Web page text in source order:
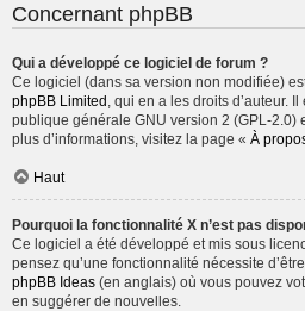
Concernant phpBB
Qui a développé ce logiciel de forum ?
Ce logiciel (dans sa version non modifiée)
phpBB Limited , qui en a les droits d’auteur.
publique générale GNU version 2 (GPL-2.0)
plus d’informations, visitez la page « À
Haut
Pourquoi la fonctionnalité X n’est pas
Ce logiciel a été développé et mis sous
pensez qu’une fonctionnalité nécessite
phpBB Ideas (en anglais) où vous pouvez
en suggérer de nouvelles.